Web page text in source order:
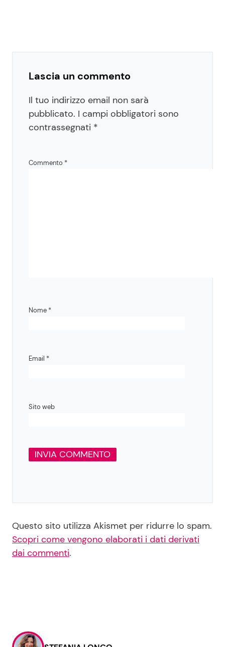
Lascia un commento
Il tuo indirizzo email non sarà
pubblicato. I campi obbligatori sono
contrassegnati *
Commento *
Nome *
Email *
Sito web
Questo sito utilizza Akismet per ridurre lo spam.
Scopri come vengono elaborati i dati derivati
dai commenti.